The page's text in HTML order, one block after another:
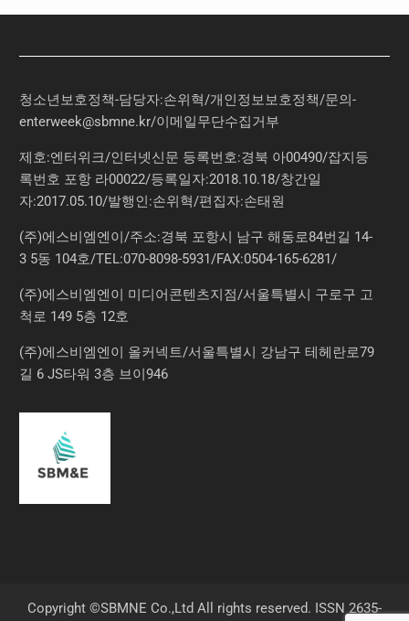
청소년보호정책-담당자:손위혁/개인정보보호정책/문의-
enterweek@sbmne.kr/이메일무단수집거부
제호:엔터위크/인터넷신문 등록번호:경북 아00490/잡지등
록번호 포항 라00022/등록일자:2018.10.18/창간일
자:2017.05.10/발행인:손위혁/편집자:손태원
(주)에스비엠엔이/주소:경북 포항시 남구 해동로84번길 14-
3 5동 104호/TEL:070-8098-5931/FAX:0504-165-6281/
(주)에스비엠엔이 미디어콘텐츠지점/서울특별시 구로구 고
척로 149 5층 12호
(주)에스비엠엔이 올커넥트/서울특별시 강남구 테헤란로79
길 6 JS타워 3층 브이946
Copyright ©SBMNE Co.,Ltd All rights reserved. ISSN 2635-